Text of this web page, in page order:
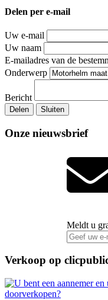
Delen per e-mail
Uw e-mail
Uw naam
E-mailadres van de
Onderwerp
Bericht
Delen Sluiten
Onze nieuwsbrief
Meldt u
Verkoop op